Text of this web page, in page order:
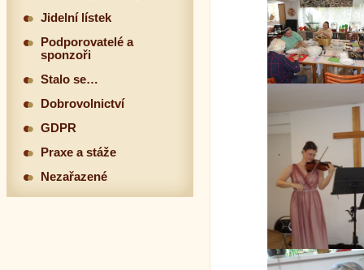
Jidelní lístek
Podporovatelé a
sponzoři
Stalo se…
Dobrovolnictví
GDPR
Praxe a stáže
Nezařazené